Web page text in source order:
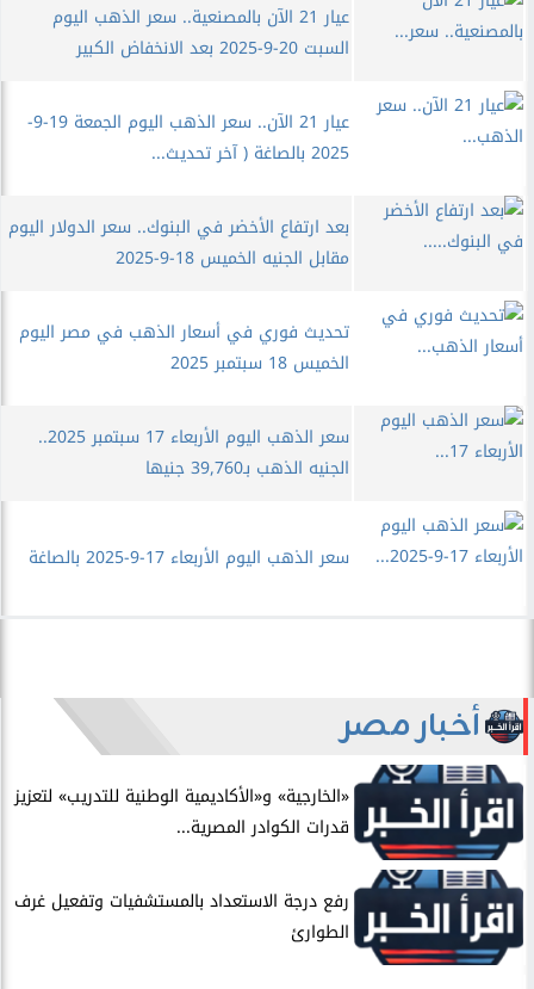
عيار 21 الآن بالمصنعية.. سعر الذهب اليوم
السبت 20-9-2025 بعد الانخفاض الكبير
عيار 21 الآن.. سعر الذهب اليوم الجمعة 19-9-
2025 بالصاغة ( آخر تحديث...
بعد ارتفاع الأخضر في البنوك.. سعر الدولار اليوم
مقابل الجنيه الخميس 18-9-2025
تحديث فوري في أسعار الذهب في مصر اليوم
الخميس 18 سبتمبر 2025
سعر الذهب اليوم الأربعاء 17 سبتمبر 2025..
الجنيه الذهب بـ39,760 جنيها
سعر الذهب اليوم الأربعاء 17-9-2025 بالصاغة
أخبار مصر
​«الخارجية» و«الأكاديمية الوطنية للتدريب» لتعزيز
قدرات الكوادر المصرية...
​رفع درجة الاستعداد بالمستشفيات وتفعيل غرف
الطوارئ